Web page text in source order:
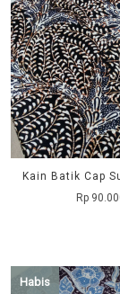
Kain Batik Cap
Rp
Habis